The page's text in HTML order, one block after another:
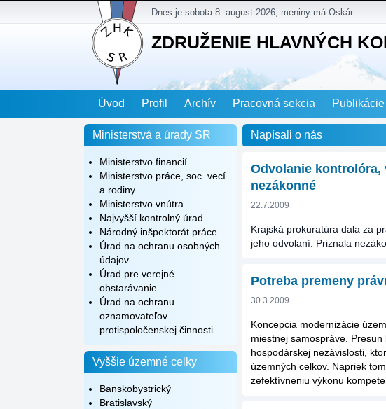
Dnes je sobota 8. august 2026, meniny má Oskár
ZDRUŽENIE HLAVNÝCH
Úvod Profil Archív Pracovná sekcia Publikácie
Ministerstvá a úrady SR
Ministerstvo financií
Ministerstvo práce, soc. vecí
a rodiny
Ministerstvo vnútra
Najvyšší kontrolný úrad
Národný inšpektorát práce
Úrad na ochranu osobných
údajov
Úrad pre verejné
obstarávanie
Úrad na ochranu
oznamovateľov
protispoločenskej činnosti
Vyššie územné celky
Banskobystrický
Bratislavský
Napísali o nás
Odvolanie
nezákonné
22.7.2009
Krajská prokuratúra dala za
jeho odvolaní. Priznala
Potreba premeny
30.3.2009
Koncepcia modernizácie
miestnej samospráve.
hospodárskej nezávislosti,
územných celkov. Napriek
zefektívneniu výkonu